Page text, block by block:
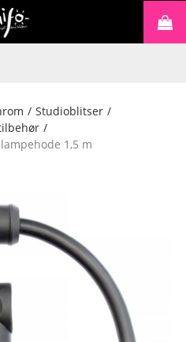
/ Studioblitser /
/
1,5 m